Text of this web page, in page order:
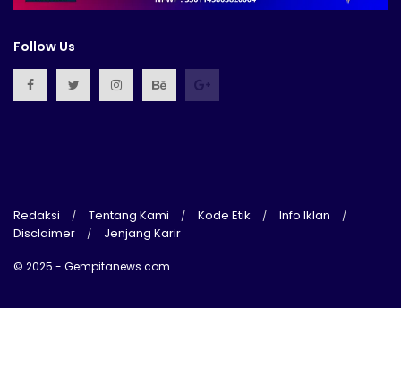
Follow Us
Redaksi Tentang Kami Kode Etik
Info Iklan
Disclaimer
Jenjang Karir
© 2025 - Gempitanews.com